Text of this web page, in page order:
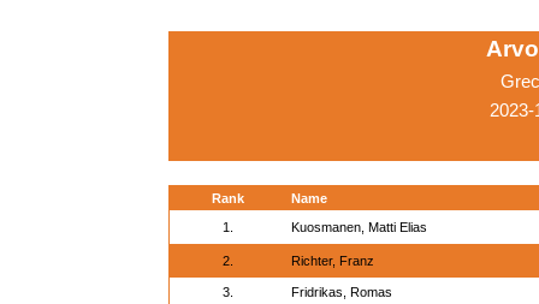
Rank
Name
1.
Kuosmanen, Matti Elias
2. Richter, Franz
3. Fridrikas, Romas